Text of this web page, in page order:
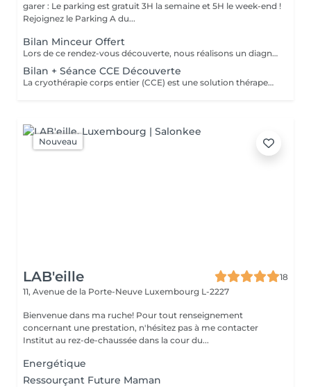
garer : Le parking est gratuit 3H la semaine et 5H le week-end !
Rejoignez le Parking A du...
Bilan Minceur Offert
Lors de ce rendez-vous découverte, nous réalisons un diagnostic personnalisé de votre silhouette et de vos objectifs. Ensemble, nous identifions les solutions les plus adaptées (cryolipolyse, remodelage, cryothérapie, etc.) pour atteindre vos résultats. Sans engagement une première étape offerte pour comprendre votre corps et vous guider efficacement.
Bilan + Séance CCE Découverte
La cryothérapie corps entier (CCE) est une solution thérapeutique non médicamenteuse par le froid. Elle utilise l'action du froid en produisant un effet antalgique et anti-inflammatoire sur tout le corps dans de nombreux domaines : médical, sportif, bien-être et esthétique.
Nouveau
LAB'eille
18
11, Avenue de la Porte-Neuve Luxembourg L-2227
Bienvenue dans ma ruche! Pour tout renseignement
concernant une prestation, n'hésitez pas à me contacter
Institut au rez-de-chaussée dans la cour du...
Energétique
Ressourçant Future Maman